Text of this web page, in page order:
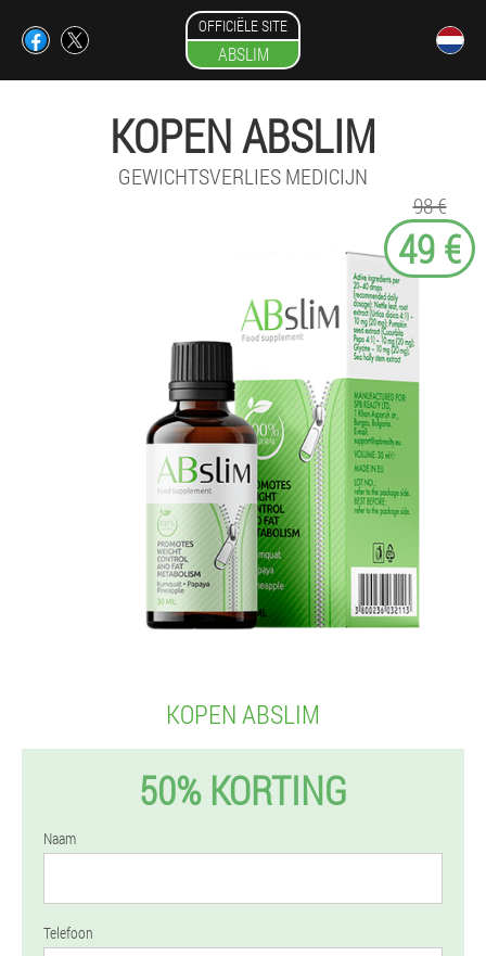
OFFICIËLE SITE
ABSLIM
KOPEN ABSLIM
GEWICHTSVERLIES MEDICIJN
98 €
49 €
KOPEN ABSLIM
50% KORTING
Naam
Telefoon